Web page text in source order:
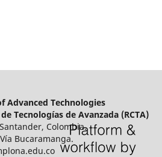
Advanced Technologies
Tecnologías de Avanzada (RCTA)
Colombia.
Bucaramanga.